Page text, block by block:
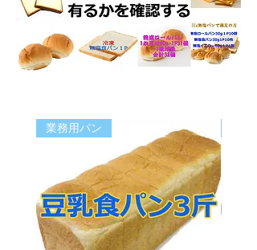
業務用パン